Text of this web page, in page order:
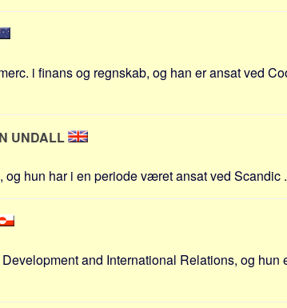
i finans og regnskab, og han er ansat ved
UNDALL
og hun har i en periode været ansat ved Scandic
and International Relations, og hun